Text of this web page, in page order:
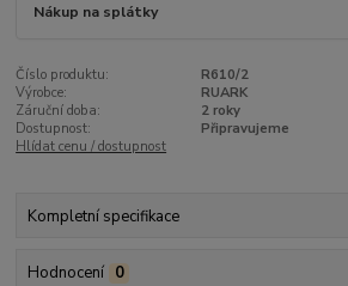
Nákup na splátky
Číslo produktu:
R610/2
Výrobce:
RUARK
Záruční doba:
2 roky
Dostupnost:
Připravujeme
Hlídat cenu / dostupnost
Kompletní specifikace
Hodnocení 0